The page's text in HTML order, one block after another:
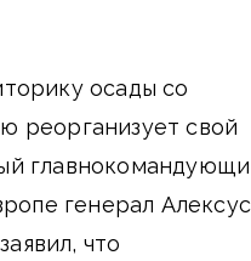
осады со
реорганизует свой
генерал Алексус
что